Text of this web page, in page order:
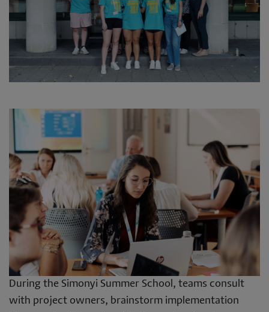
During the Simonyi Summer School, teams consult
with project owners, brainstorm implementation